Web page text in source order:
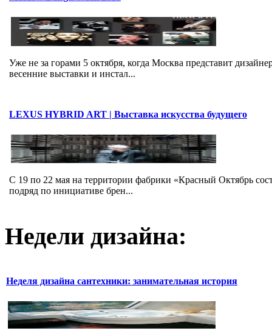
Уже не за горами 5 октября, когда Москва представит
весенние выставки и инстал...
LEXUS HYBRID ART | Выставка искусства будущего
C 19 по 22 мая на территории фабрики «Красный Октябрь
подряд по инициативе брен...
Недели дизайна:
Неделя дизайна сантехники: занимательная история